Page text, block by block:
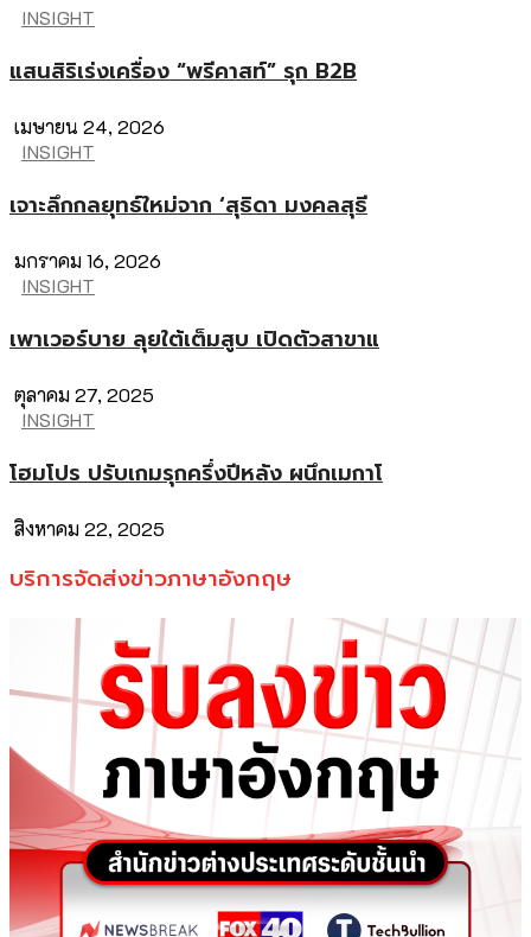
INSIGHT
แสนสิริเร่งเครื่อง “พรีคาสท์” รุก B2B
เมษายน 24, 2026
INSIGHT
เจาะลึกกลยุทธ์ใหม่จาก ‘สุธิดา มงคลสุธี
มกราคม 16, 2026
INSIGHT
เพาเวอร์บาย ลุยใต้เต็มสูบ เปิดตัวสาขาแ
ตุลาคม 27, 2025
INSIGHT
โฮมโปร ปรับเกมรุกครึ่งปีหลัง ผนึกเมกาโ
สิงหาคม 22, 2025
บริการจัดส่งข่าวภาษาอังกฤษ